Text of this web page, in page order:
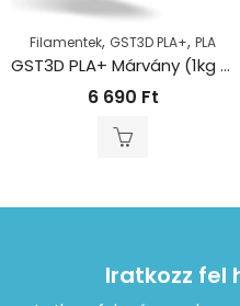
Filamentek, GST3D PLA+, PLA
GST3D PLA+ Márvány (1kg – 1,75mm)
6 690 Ft
Iratkozz fel